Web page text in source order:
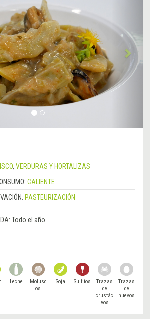
, VERDURAS Y HORTALIZAS
CALIENTE
PASTEURIZACIÓN
Todo el año
Leche
Molusc
os
Soja Sulfitos
Trazas
de
crustác
eos
Trazas
de
huevos